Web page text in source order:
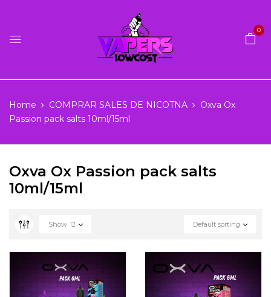
0
Home COMPRAR SALES DE NICOTNA
Oxva Ox
Passion pack salts 10ml/15ml
Oxva Ox Passion pack salts
10ml/15ml
Default sorting
Show 12